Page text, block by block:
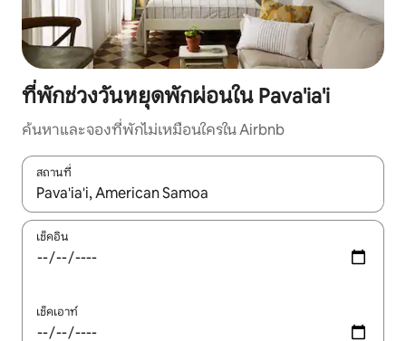
ที่พักช่วงวันหยุดพักผ่อนใน Pava'ia'i
ค้นหาและจองที่พักไม่เหมือนใครใน Airbnb
สถานที่
ใช้ลูกศรขึ้นลง หรือใช้การสัมผัสหรือปัด เพื่อสำรวจผลการค้นหา
เช็คอิน
เช็คเอาท์